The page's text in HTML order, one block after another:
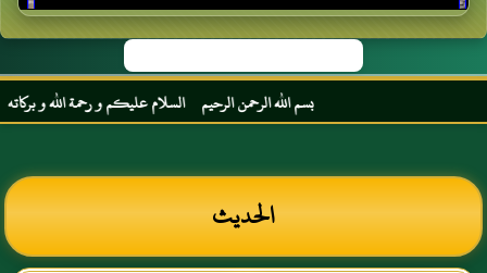
بسم الله الرحمن الرحيم السلام عليكم و رحمة الله و
الحديث